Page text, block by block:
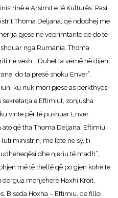
e Arsimit e të Kulturës. Pasi
Thoma Deljana, që ndodhej me
pjesë në veprimtaritë që do të
nga Rumania. Thoma
në vesh: „Duhet ta vemë në dijeni
do ta presë shoku Enver”.
ku nuk mori pjesë as përkthyesi
sekretarja e Eftimiut, zonjusha
vinte për të pushuar Enver
që tha Thoma Deljana, Eftimiu
ministrin, me lotë në sy, t’i
dhe njeriu të madh”,
më të thellë që po gjen kohë të
dërgua menjëherë Haxhi Kroit,
Biseda Hoxha – Eftimiu, që filloi